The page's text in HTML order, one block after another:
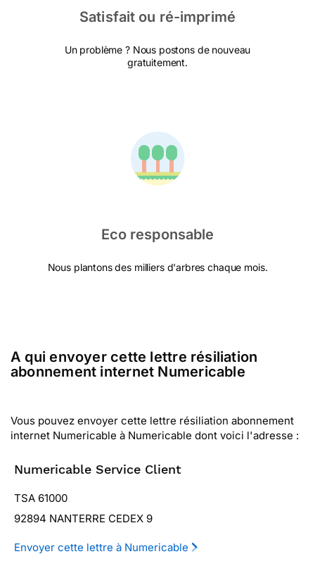
Satisfait ou ré-imprimé
Un problème ? Nous postons de nouveau
gratuitement.
Eco responsable
Nous plantons des milliers d'arbres chaque mois.
A qui envoyer cette lettre résiliation
abonnement internet Numericable
Vous pouvez envoyer cette lettre résiliation abonnement
internet Numericable à Numericable dont voici l'adresse :
Numericable Service Client
TSA 61000
92894 NANTERRE CEDEX 9
Envoyer cette lettre à Numericable